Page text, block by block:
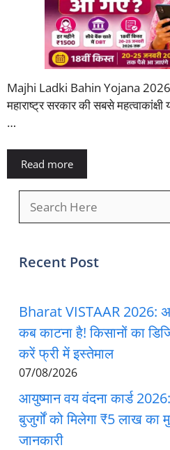
Majhi Ladki Bahin Yojana 2026
महाराष्ट्र सरकार की सबसे
…
Read more
Recent Post
Bharat VISTAAR 2026:
कब काटना है! किसानों का
करें फ्री में इस्तेमाल
07/08/2026
आयुष्मान वय वंदना कार्ड
बुजुर्गों को मिलेगा ₹5 लाख
जानकारी